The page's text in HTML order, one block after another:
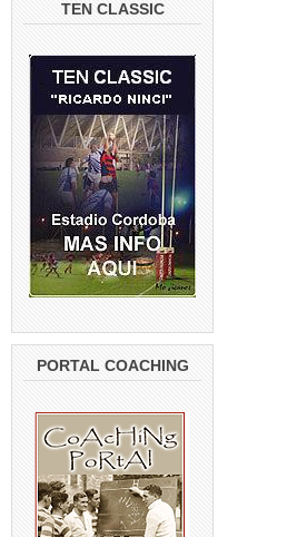
TEN CLASSIC
PORTAL COACHING